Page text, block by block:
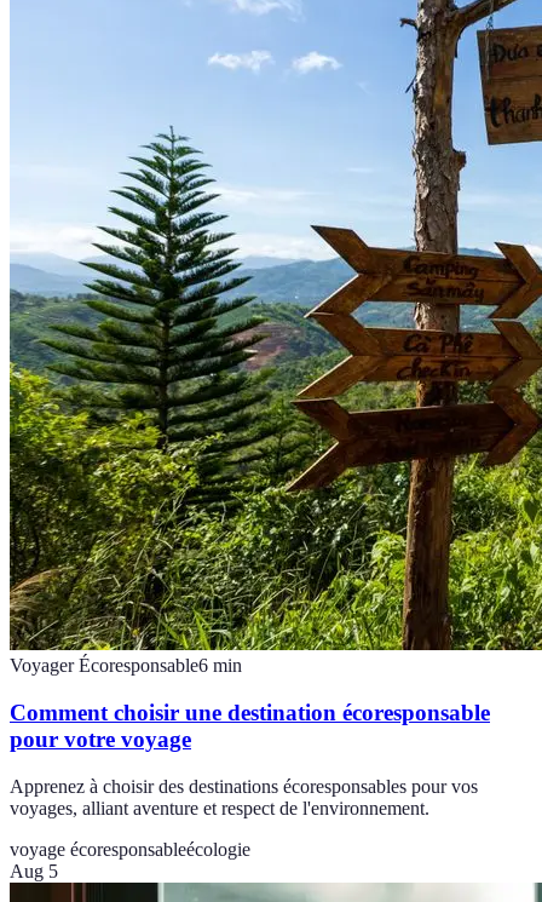
Voyager Écoresponsable6 min
Comment choisir une destination écoresponsable
pour votre voyage
Apprenez à choisir des destinations écoresponsables pour vos
voyages, alliant aventure et respect de l'environnement.
voyage écoresponsableécologie
Aug 5